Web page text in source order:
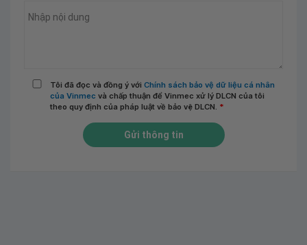
Tôi đã đọc và đồng ý với Chính sách bảo vệ dữ liệu cá nhân
của Vinmec và chấp thuận để Vinmec xử lý DLCN của tôi
theo quy định của pháp luật về bảo vệ DLCN. *
Gửi thông tin